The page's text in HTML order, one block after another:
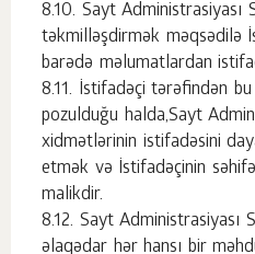
Sayt Administrasiyası
təkmilləşdirmək məqsədilə
barədə məlumatlardan
İstifadəçi tərəfindən
pozulduğu halda,Sayt
xidmətlərinin istifadəsini
etmək və İstifadəçinin
malikdir.
Sayt Administrasiyası
əlaqədar hər hansı bir